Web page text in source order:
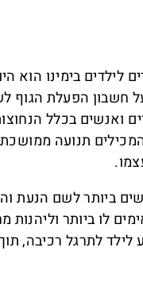
לילדים בימינו
חשבון הפעלת הגוף
ואנשים בכלל
תנועה
ביותר לשם הנעת
לו ביותר
לילד לתרגל